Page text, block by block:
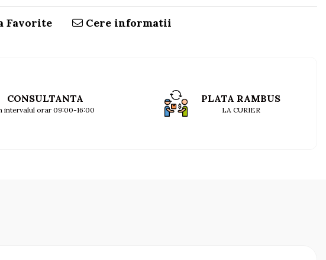
Favorite Cere informatii
CONSULTANTA
intervalul orar 09:00-16:00
PLATA RAMBUS
LA CURIER